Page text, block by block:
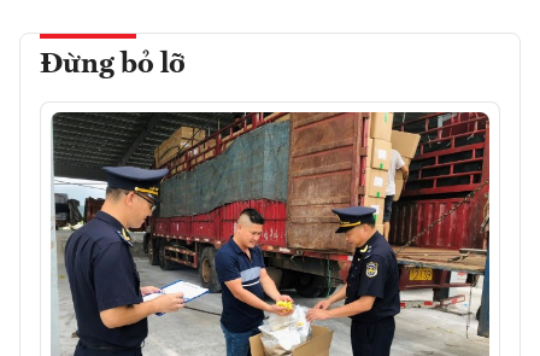
Đừng bỏ lỡ